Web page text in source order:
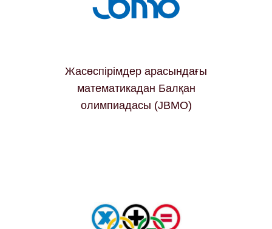
Жасөспірімдер арасындағы
математикадан Балқан
олимпиадасы (JBMO)